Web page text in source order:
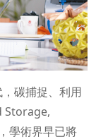
碳捕捉、利用
Storage,
學術界早已將